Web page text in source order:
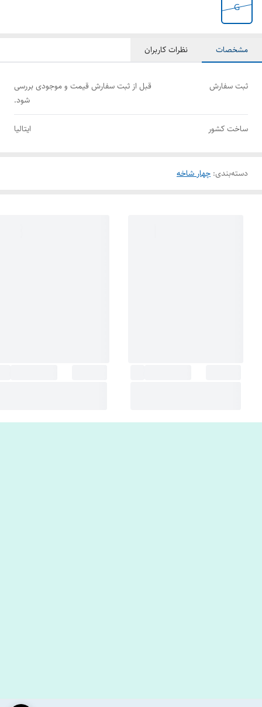
G
مشخصات نظرات کاربران
ثبت سفارش
قبل از ثبت سفارش قیمت و موجودی بررسی
شود.
ساخت کشور ایتالیا
دسته‌بندی: چهار شاخه